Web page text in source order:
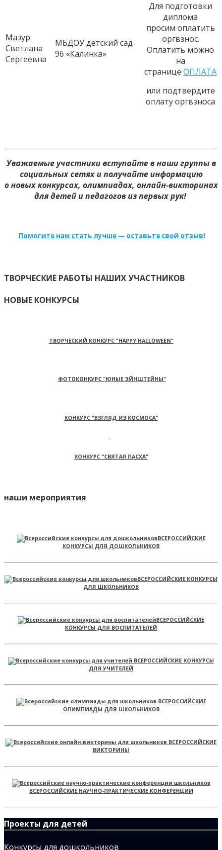
Мазур
Светлана
Сергеевна
МБДОУ детский сад
96 «Калинка»
Для подготовки
диплома
просим оплатить
оргвзнос.
Оплатить можно
на
странице ОПЛАТА
или подтвердите
оплату оргвзноса
Уважаемые участники вступайте в наши группы в
социальных сетях и получайте информацию
о новых конкурсах, олимпиадах, онлайн-викторинах
для детей и педагогов из первых рук!
Помогите нам стать лучше — оставьте свой отзыв!
ТВОРЧЕСКИЕ РАБОТЫ НАШИХ УЧАСТНИКОВ
НОВЫЕ КОНКУРСЫ
ТВОРЧЕСКИЙ КОНКУРС "HAPPY HALLOWEEN"
ФОТОКОНКУРС "ЮНЫЕ ЭЙНШТЕЙНЫ"
КОНКУРС "ВЗГЛЯД ИЗ КОСМОСА"
КОНКУРС "СВЯТАЯ ПАСХА"
наши мероприятия
ВСЕРОССИЙСКИЕ
КОНКУРСЫ ДЛЯ ДОШКОЛЬНИКОВ
ВСЕРОССИЙСКИЕ КОНКУРСЫ
ДЛЯ ШКОЛЬНИКОВ
ВСЕРОССИЙСКИЕ
КОНКУРСЫ ДЛЯ ВОСПИТАТЕЛЕЙ
ВСЕРОССИЙСКИЕ КОНКУРСЫ
ДЛЯ УЧИТЕЛЕЙ
ВСЕРОССИЙСКИЕ
ОЛИМПИАДЫ ДЛЯ ШКОЛЬНИКОВ
ВСЕРОССИЙСКИЕ
ВИКТОРИНЫ
ВСЕРОССИЙСКИЕ НАУЧНО-ПРАКТИЧЕСКИЕ КОНФЕРЕНЦИИ
Проекты для детей
Конкурсы для дошкольников